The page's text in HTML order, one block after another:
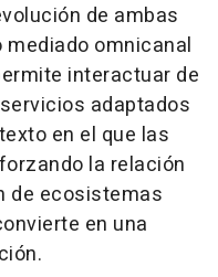
de ambas
omnicanal
interactuar de
adaptados
en el que las
la relación
de ecosistemas
en una